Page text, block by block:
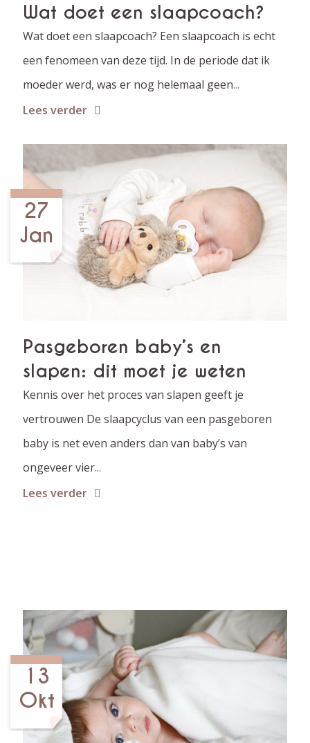
Wat doet een slaapcoach?
Wat doet een slaapcoach? Een slaapcoach is echt
een fenomeen van deze tijd. In de periode dat ik
moeder werd, was er nog helemaal geen...
Lees verder
27
Jan
Pasgeboren baby’s en
slapen: dit moet je weten
Kennis over het proces van slapen geeft je
vertrouwen De slaapcyclus van een pasgeboren
baby is net even anders dan van baby’s van
ongeveer vier...
Lees verder
13
Okt